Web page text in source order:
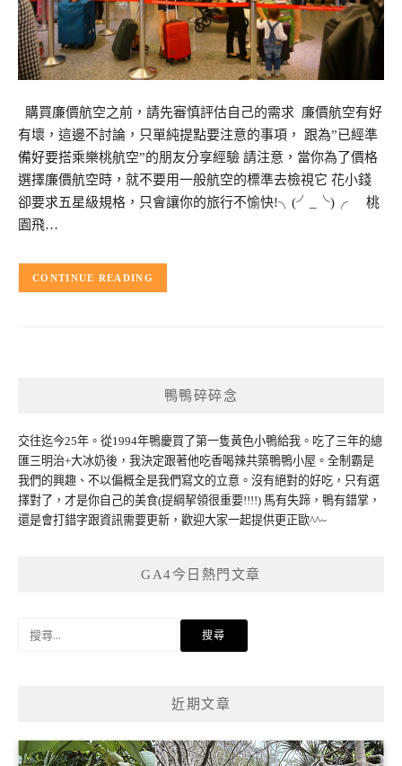
購買廉價航空之前，請先審慎評估自己的需求 廉價航空有好
有壞，這邊不討論，只單純提點要注意的事項， 跟為”已經準
備好要搭乘樂桃航空”的朋友分享經驗 請注意，當你為了價格
選擇廉價航空時，就不要用一般航空的標準去檢視它 花小錢
卻要求五星級規格，只會讓你的旅行不愉快!╮(╯_╰)╭ 桃
園飛…
CONTINUE READING
鴨鴨碎碎念
交往迄今25年。從1994年鴨慶買了第一隻黃色小鴨給我。吃了三年的總
匯三明治+大冰奶後，我決定跟著他吃香喝辣共築鴨鴨小屋。全制霸是
我們的興趣、不以偏概全是我們寫文的立意。沒有絕對的好吃，只有選
擇對了，才是你自己的美食(提綱挈領很重要!!!!) 馬有失蹄，鴨有錯掌，
還是會打錯字跟資訊需要更新，歡迎大家一起提供更正歐^^~
GA4今日熱門文章
近期文章